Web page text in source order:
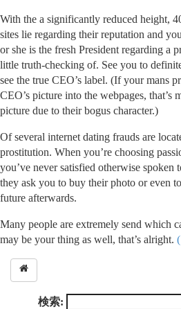
With the a significantly reduced height,
sites lie regarding their reputation and
or she is the fresh President regarding a
little truth-checking of. See you to
see the true CEO’s label. (If your mans
CEO’s picture into the webpages, that’s
picture due to their bogus character.)
Of several internet dating frauds are
prostitution. When you’re choosing
you’ve never satisfied otherwise spoken
they ask you to buy their photo or even
future afterwards.
Many people are extremely send which
may be your thing as well, that’s alright.
検索: